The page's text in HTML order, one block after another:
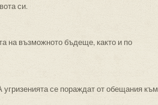
си.
на възможното бъдеще, както и по
се пораждат от обещания към